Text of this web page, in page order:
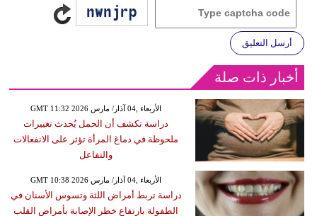
أرسل التعليق
أخبار ذات صلة
GMT 11:32 2026 الأربعاء ,04 آذار/ مارس
دراسة تكشف أن الحمل يُحدث تغييرات
ملحوظة في دماغ المرأة تؤثر على الانفعالات
والتفاعل
GMT 10:38 2026 الأربعاء ,04 آذار/ مارس
دراسة تربط أمراض اللثة وتسوس الأسنان في
الطفولة بارتفاع خطر الإصابة بأمراض القلب